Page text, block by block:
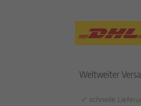
Weltweiter
✓ schnelle